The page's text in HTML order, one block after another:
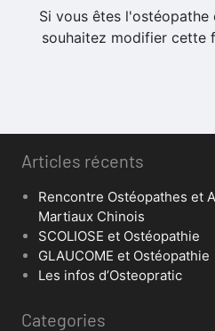
Si vous êtes
souhaitez modifier cette
Articles récents
Rencontre Ostéopathes et
Martiaux Chinois
SCOLIOSE et Ostéopathie
GLAUCOME et Ostéopathie
Les infos d’Osteopratic
Categories